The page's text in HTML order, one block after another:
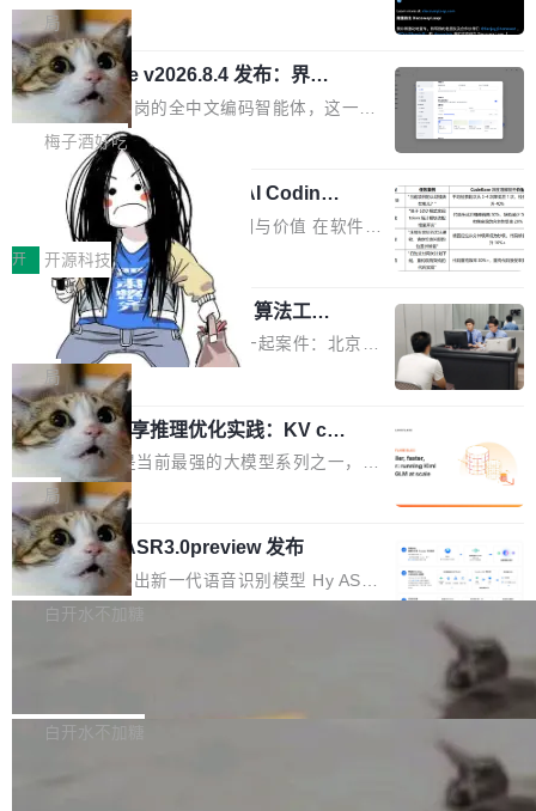
Bigtable 作者之一。TensorFlow 的作者之一。
Gemini 的架构师。Google 首席科学家。 Jeff D
ean 在 Google 工作了 27 年后，宣布离职。 他
不是一个人走。一同离开的还有 Sanjay Ghema
wat（Google 员工编号 23，Jeff Dean 二十多
年的编程搭档，MapReduce 和 Bigtable 的共同
作者）、Quoc Le（Google 大脑核心成员，Se
q2Seq 和 DocAI 的共同发明人）以及 Oriol Vin
yals（Gemini 联合负责人，AlphaSta...
局
🔥 SolonCode v2026.8.4 发布：界面
字体可调、22 种语言、记忆搜索增强
打开终端就能上岗的全中文编码智能体，这一轮
把「看得清、用母语、记得住」三件事一次补
齐。 SolonCode 是什么 SolonCode 是杭州无
耳科技研发的企业级终端编码智能体——一位全
中文驱动的数字员工，自主理解需求、规划步
骤、编写代码。不挑模型、不挑平台，curl 一行
装完即用。 开源地址：Gitee · GitCode · GitHu
b 安装 支持 Java 8+（8~26）、macOS / Linu
x / Windows / Harmony PC。 # macOS / Linu
x / Harmony PC curl -fsSL https://solon.noea
r.org/solon...
梅子酒好吃
让“代码语义理解”深度释放AI Coding
价值潜能：华为云码道（CodeArts）
代码仓技术解析
一、代码仓深度理解技术的作用与价值 在软件工
程实践中，代码仓是企业核心知识资产的主要载
体。企业级代码仓库通常包含数十万乃至数百万
个文件，其规模远超单次模型调用可承载的上下
文窗口。随着项目规模的持续扩张与代码历史的
不断累积，代码仓中的模块关系、接口契约、业
务逻辑等关键信息往往分散于数十乃至数百个文
件之中，形成高度复杂的知识关联网络。传统的
代码检索手段（如关键词匹配、目录遍历）仅能
在语法层面完成文本定位，难以触及代码的语义
内涵与结构关联，导致开发者使用代码智能体在
理解大规模代码仓时面临显著"代码仓理解"瓶
颈。 代码仓深度理解服务（以下简称" CodeBas
e深度理解服务"）是华为云码道（CodeA...
开 开源科技
一条“删库”命令跑 17 小时，算法工程
师删光 89TB 数据只为干私活
最高人民检察院8月4日公布了一起案件：北京一
名90后算法工程师王某，为了给自己接的私活腾
服务器空间，删光了公司AI游戏部门的全部核心
数据。 王某2024年1月入职东城区某科技公司AI
短剧部门，有互联网大厂背景。在公司内部架构
调整期间，部门三次通知全员将数据从A集群迁
移到B集群，王某都回复了"收到"。 他没有迁移
数据。2024年9月3日下午4点，他使用此前登录
的账号密码进入A集群，输入了一条被程序员圈
称为"删库跑路"的命令——最高管理员权限、无
自研的多个文生3D和...
局
Cloudflare 分享推理优化实践：KV ca
che 量化 + 权重压缩，吞吐量提升 4
1%，成本降 30%
Kimi 和 GLM 是当前最强的大模型系列之一，但
它们有一个共同的问题：太吃显存了。月之暗面
的 Kimi K 系列和智谱的 GLM 都是长上下文、M
oE 架构的大模型，好用到让人上瘾，但 GPU 显
存永远不够用。 Cloudflare 的 Workers AI 团队
一直在跑这些模型的推理。他们在官方博客上发
整性保护。效果是：吞吐量提升 41%，每 token
局
腾讯混元 Hy ASR3.0preview 发布
腾讯混元正式推出新一代语音识别模型 Hy ASR
3.0preview。基于最新一代大语言模型 Hy3 的
让语音识别不再只是听清，而是真正听懂。通过
白开水不加糖
新和少量网页兼容性修复版本。 Changes/fixe
白开水不加糖